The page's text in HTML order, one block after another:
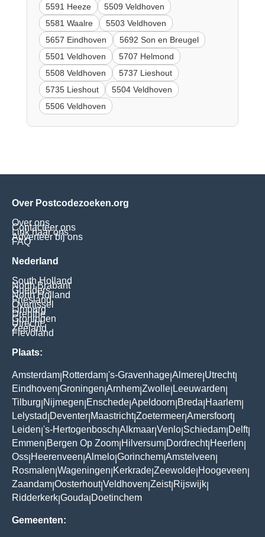
5591 Heeze
5509 Veldhoven
5581 Waalre
5503 Veldhoven
5657 Eindhoven
5692 Son en Breugel
5501 Veldhoven
5707 Helmond
5508 Veldhoven
5737 Lieshout
5735 Lieshout
5504 Veldhoven
5506 Veldhoven
Over Postcodezoeken.org
Over ons
Contacteer ons
Link naar ons
Adverteer bij ons
FAQ
Nederland
South Holland
North Brabant
Guelders
North Holland
Friesland
Overijssel
Limburg
Drenthe
Groningen
Utrecht
Zeeland
Flevoland
Plaats:
Amsterdam Rotterdam 's-Gravenhage Almere Utrecht|
Eindhoven Groningen Arnhem Zwolle Leeuwarden
Tilburg Nijmegen Enschede Apeldoorn Breda Haarlem
Lelystad Deventer Maastricht|Zoetermeer Amersfoort|
Leiden 's-Hertogenbosch Alkmaar Venlo Schiedam Delft|
Emmen Bergen Op Zoom Hilversum Dordrecht| Heerlen
Oss Heerenveen Almelo Gorinchem Amstelveen
Rosmalen Wageningen Kerkrade Zeewolde Hoogeveen
Zaandam Oosterhout|Veldhoven Zeist| Rijswijk
Ridderkerk Gouda Doetinchem
Gemeenten: